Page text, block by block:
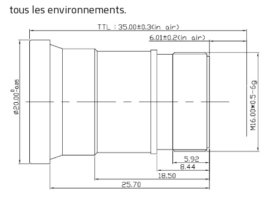
tous les environnements.